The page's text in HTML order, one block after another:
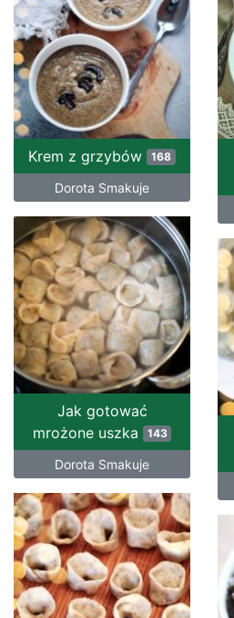
Krem z grzybów 168
Dorota Smakuje
Jak gotować
mrożone uszka
143
Dorota Smakuje